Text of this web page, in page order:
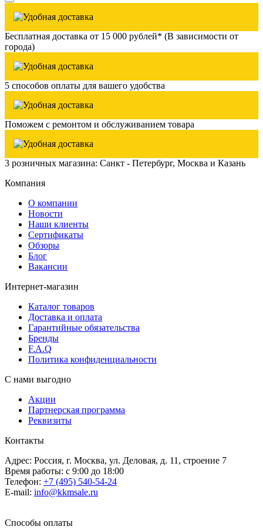
Бесплатная доставка от 15 000 рублей* (В зависимости от
города)
5 способов оплаты для вашего удобства
Поможем с ремонтом и обслуживанием товара
3 розничных магазина: Санкт - Петербург, Москва и Казань
Компания
О компании
Новости
Наши клиенты
Сертификаты
Обзоры
Блог
Вакансии
Интернет-магазин
Каталог товаров
Доставка и оплата
Гарантийные обязательства
Бренды
F.A.Q
Политика конфиденциальности
С нами выгодно
Акции
Партнерская программа
Реквизиты
Контакты
Адрес: Россия, г. Москва, ул. Деловая, д. 11, строение 7
Время работы: с 9:00 до 18:00
Телефон: +7 (495) 540-54-24
E-mail: info@kkmsale.ru
Способы оплаты